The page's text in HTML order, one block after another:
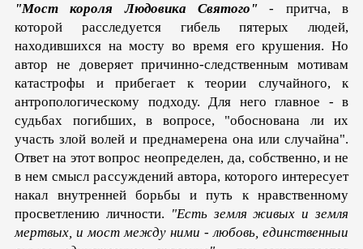
"Мост короля Людовика Святого" - притча, в
которой расследуется гибель пятерых людей,
находившихся на мосту во время его крушения. Но
автор не доверяет причинно-следственным мотивам
катастрофы и прибегает к теории случайного, к
антропологическому подходу. Для него главное - в
судьбах погибших, в вопросе, "обоснована ли их
участь злой волей и преднамерена она или случайна".
Ответ на этот во­прос неопределен, да, собственно, и не
в нем смысл рассуж­дений автора, которого интересует
накал внутренней борьбы и путь к нравственному
просветлению личности. "Есть земля живых и земля
мертвых, и мост между ними - любовь, единственныи